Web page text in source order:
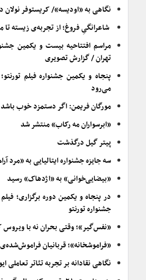
نگاهی به «اودیسه»/ کریستوفر
شاعرانگیِ فروغ؛ از تجربه‌ی زیسته
مراسم افتتاحیه بیست و یکمین
تهران / گزارش تصویری
پنجاه و یکمین جشنواره فیلم
می‌رود
مورگان فریمن: اگر دستمزد خوب
«ابرسواران مه رکاب» منتشر شد
پیتر گیل درگذشت
سه جایزه جشنواره ایتالیایی به «مرد
«بیضایی‌خوانی» به «اژدهاک» رسید
در پنجاه و یکمین دوره برگزاری؛
جشنواره تورنتو
«نفس‌گیر»؛ وقتی بحران نه با ویروس
«فراموشخانه»؛ قربانیان
نگاهی نقادانه بر تجربه تئاتر